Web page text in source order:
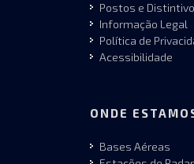
Postos e
Informação Legal
Política de
Acessibilidade
ONDE
Bases Aéreas